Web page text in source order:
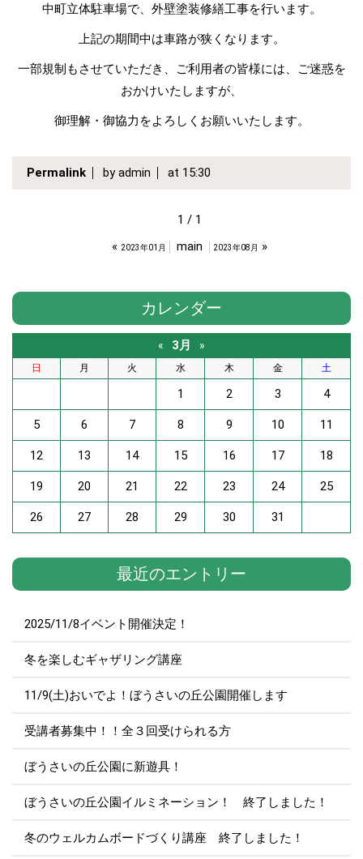
中町立体駐車場で、外壁塗装修繕工事を行います。
上記の期間中は車路が狭くなります。
一部規制もさせていただき、ご利用者の皆様には、ご迷惑を
おかけいたしますが、
御理解・御協力をよろしくお願いいたします。
Permalink by admin at 15:30
1 / 1
« 2023年01月 main 2023年08月 »
カレンダー
« 3月 »
日 月 火 水 木 金 土
1 2 3 4
5 6 7 8 9 10 11
12 13 14 15 16 17 18
19 20 21 22 23 24 25
26 27 28 29 30 31
最近のエントリー
2025/11/8イベント開催決定！
冬を楽しむギャザリング講座
11/9(土)おいでよ！ぼうさいの丘公園開催します
受講者募集中！！全３回受けられる方
ぼうさいの丘公園に新遊具！
ぼうさいの丘公園イルミネーション！ 終了しました！
冬のウェルカムボードづくり講座 終了しました！